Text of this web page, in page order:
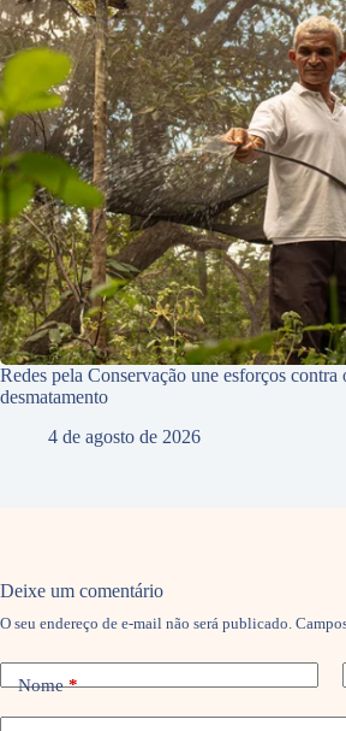
Redes pela Conservação une esforços contra
desmatamento
4 de agosto de 2026
Deixe um comentário
O seu endereço de e-mail não será publicado.
Nome*